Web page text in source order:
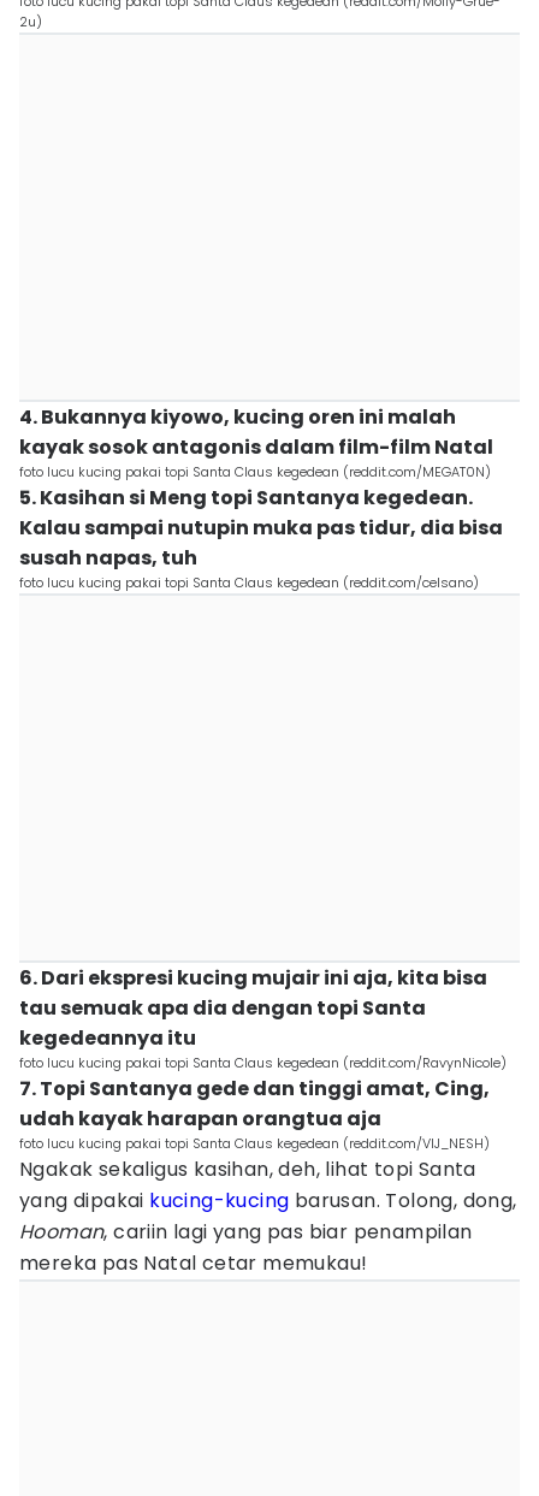
2u)
4. Bukannya kiyowo, kucing oren ini malah
kayak sosok antagonis dalam film-film Natal
foto lucu kucing pakai topi Santa Claus kegedean (reddit.com/MEGAT0N)
5. Kasihan si Meng topi Santanya kegedean.
Kalau sampai nutupin muka pas tidur, dia bisa
susah napas, tuh
foto lucu kucing pakai topi Santa Claus kegedean (reddit.com/celsano)
6. Dari ekspresi kucing mujair ini aja, kita bisa
tau semuak apa dia dengan topi Santa
kegedeannya itu
foto lucu kucing pakai topi Santa Claus kegedean (reddit.com/RavynNicole)
7. Topi Santanya gede dan tinggi amat, Cing,
udah kayak harapan orangtua aja
foto lucu kucing pakai topi Santa Claus kegedean (reddit.com/VIJ_NESH)
Ngakak sekaligus kasihan, deh, lihat topi Santa
yang dipakai kucing-kucing barusan. Tolong, dong,
Hooman, cariin lagi yang pas biar penampilan
mereka pas Natal cetar memukau!